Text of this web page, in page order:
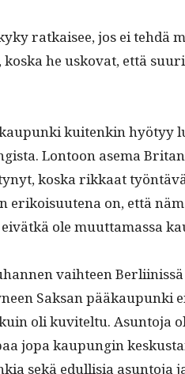
ratkaisee, jos ei tehdä
kos­ka he usko­vat, että
kuitenkin hyö­tyy
Lon­toon ase­ma
kos­ka rikkaat
erikoisuute­na on, että
ole muut­ta­mas­sa
vai­h­teen
Sak­san pääkaupun­ki
oli kuvitel­tu. Asun­to­ja
jopa kaupun­gin
sekä edullisia